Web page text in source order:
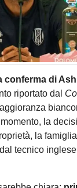
conferma di
riportato dal
la
la
tecnico